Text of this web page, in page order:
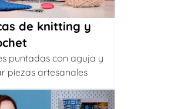
de knitting y
puntadas con aguja y
piezas artesanales